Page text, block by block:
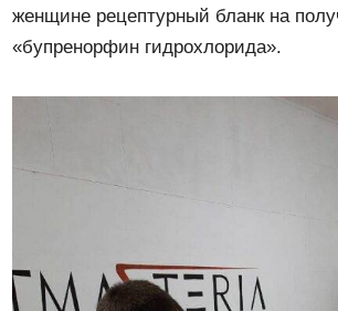
женщине рецептурный бланк на
«бупренорфин гидрохлорида».